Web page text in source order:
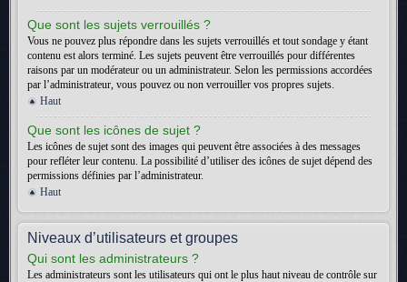
Que sont les sujets verrouillés ?
Vous ne pouvez plus répondre dans les sujets verrouillés et tout sondage y étant
contenu est alors terminé. Les sujets peuvent être verrouillés pour différentes
raisons par un modérateur ou un administrateur. Selon les permissions accordées
par l’administrateur, vous pouvez ou non verrouiller vos propres sujets.
Haut
Que sont les icônes de sujet ?
Les icônes de sujet sont des images qui peuvent être associées à des messages
pour refléter leur contenu. La possibilité d’utiliser des icônes de sujet dépend des
permissions définies par l’administrateur.
Haut
Niveaux d’utilisateurs et groupes
Qui sont les administrateurs ?
Les administrateurs sont les utilisateurs qui ont le plus haut niveau de contrôle sur